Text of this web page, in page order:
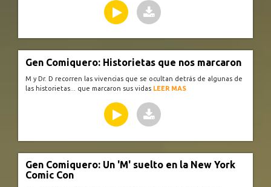
Gen Comiquero: Historietas que nos marcaron
M y Dr. D recorren las vivencias que se ocultan detrás de algunas de
las historietas... que marcaron sus vidas LEER MAS
Gen Comiquero: Un 'M' suelto en la New York
Comic Con